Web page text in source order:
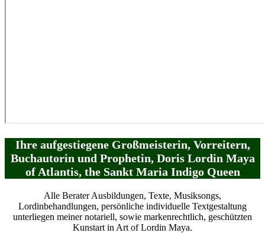
Ihre aufgestiegene Großmeisterin, Vorreitern,
Buchautorin und Prophetin, Doris Lordin Maya
of Atlantis, the Sankt Maria Indigo Queen
Alle Berater Ausbildungen, Texte, Musiksongs,
Lordinbehandlungen, persönliche individuelle Textgestaltung
unterliegen meiner notariell, sowie markenrechtlich, geschützten
Kunstart in Art of Lordin Maya.